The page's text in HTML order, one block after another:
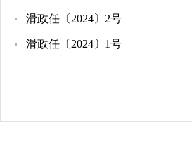
滑政任〔2024〕2号
滑政任〔2024〕1号